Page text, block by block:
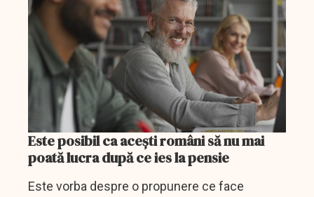
Este posibil ca acești români să nu mai
poată lucra după ce ies la pensie
Este vorba despre o propunere ce face